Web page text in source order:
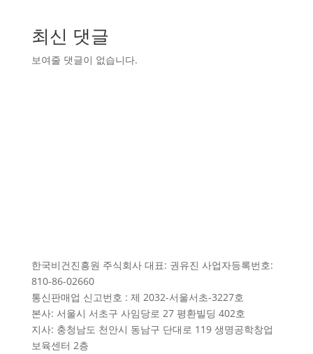
최신 댓글
보여줄 댓글이 없습니다.
한국비건진흥원 주식회사 대표: 권유진 사업자등록번호:
810-86-02660
통신판매업 신고번호 : 제 2032-서울서초-3227호
본사: 서울시 서초구 사임당로 27 평환빌딩 402호
지사: 충청남도 천안시 동남구 단대로 119 생명공학창업
보육센터 2층